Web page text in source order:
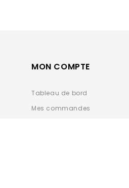
MON COMPTE
Tableau de bord
Mes commandes